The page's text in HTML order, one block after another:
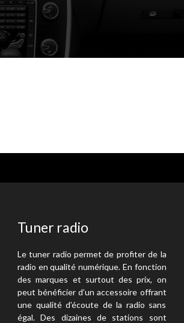
Tuner radio
Le tuner radio permet de profiter de la
radio en qualité numérique. En fonction
des marques et surtout des prix, on
peut bénéficier d’un accessoire offrant
une qualité d’écoute de la radio sans
égal. Des dizaines de stations sont